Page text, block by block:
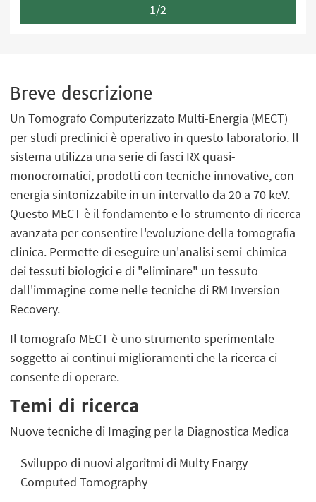
1/2
Breve descrizione
Un Tomografo Computerizzato Multi-Energia (MECT)
per studi preclinici è operativo in questo laboratorio. Il
sistema utilizza una serie di fasci RX quasi-
monocromatici, prodotti con tecniche innovative, con
energia sintonizzabile in un intervallo da 20 a 70 keV.
Questo MECT è il fondamento e lo strumento di ricerca
avanzata per consentire l'evoluzione della tomografia
clinica. Permette di eseguire un'analisi semi-chimica
dei tessuti biologici e di "eliminare" un tessuto
dall'immagine come nelle tecniche di RM Inversion
Recovery.
Il tomografo MECT è uno strumento sperimentale
soggetto ai continui miglioramenti che la ricerca ci
consente di operare.
Temi di ricerca
Nuove tecniche di Imaging per la Diagnostica Medica
Sviluppo di nuovi algoritmi di Multy Enargy
Computed Tomography